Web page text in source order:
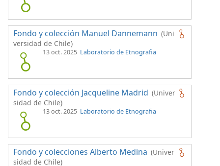
Fondo y colección Manuel Dannemann (Uni
versidad de Chile)
13 oct. 2025 Laboratorio de Etnografia
Fondo y colección Jacqueline Madrid (Univer
sidad de Chile)
13 oct. 2025 Laboratorio de Etnografia
Fondo y colecciones Alberto Medina (Univer
sidad de Chile)